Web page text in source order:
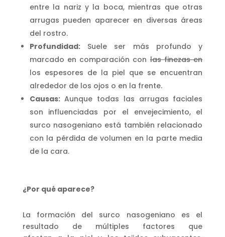
entre la nariz y la boca, mientras que otras
arrugas pueden aparecer en diversas áreas
del rostro.
Profundidad:Suele ser más profundo y
marcado en comparación conlas finezas en
los espesores de la piel que se encuentran
alrededor de los ojos o en la frente.
Causas:Aunque todas las arrugas faciales
son influenciadas por el envejecimiento, el
surco nasogeniano está también relacionado
con la pérdida de volumen en la parte media
de la cara.
¿Por qué aparece?
La formación del surco nasogeniano es el
resultado de múltiples factores que